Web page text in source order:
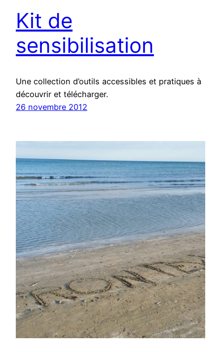
Kit de
sensibilisation
Une collection d’outils accessibles et pratiques à
découvrir et télécharger.
26 novembre 2012